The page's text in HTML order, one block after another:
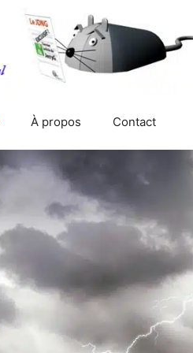
À propos Contact